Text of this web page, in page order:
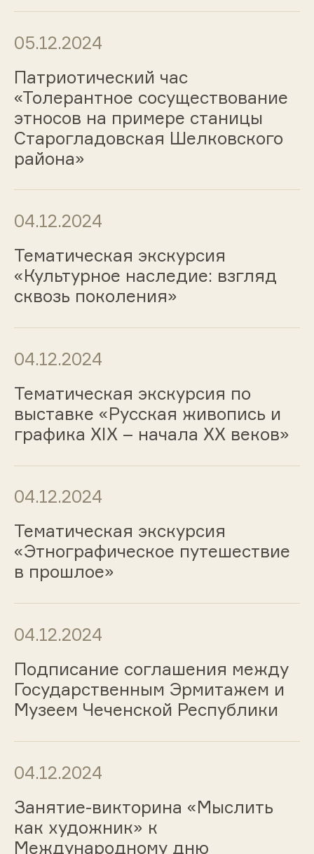
05.12.2024
Патриотический час
«Толерантное сосуществование
этносов на примере станицы
Старогладовская Шелковского
района»
04.12.2024
Тематическая экскурсия
«Культурное наследие: взгляд
сквозь поколения»
04.12.2024
Тематическая экскурсия по
выставке «Русская живопись и
графика ХIХ – начала ХХ веков»
04.12.2024
Тематическая экскурсия
«Этнографическое путешествие
в прошлое»
04.12.2024
Подписание соглашения между
Государственным Эрмитажем и
Музеем Чеченской Республики
04.12.2024
Занятие-викторина «Мыслить
как художник» к
Международному дню